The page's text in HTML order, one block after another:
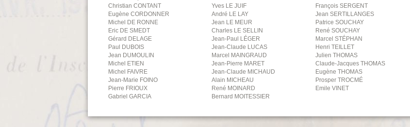
Christian CONTANT Yves LE JUIF François SERGENT
Eugène CORDONNER André LE LAY Jean SERTILLANGES
Michel
DE RONNE Jean LE MEUR Patrice SOUCHAY
Eric DE SMEDT Charles LE SELLIN René SOUCHAY
Gérard DELAGE Jean-Paul LÉGER Marcel STÉPHAN
Paul
DUBOIS Jean-Claude LUCAS Henri TEILLET
Jean DUMOULIN Marcel MAINGRAUD Julien THOMAS
Michel
ETIEN Jean-Pierre MARET Claude-Jacques THOMAS
Michel
FAIVRE Jean-Claude MICHAUD Eugène THOMAS
Jean-Marie FOINO Alain MICHEAU Prosper TROCMÉ
Pierre FRIOUX René MOINARD Emile VINET
Gabriel GARCIA Bernard MOITESSIER